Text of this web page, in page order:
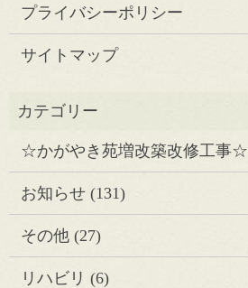
プライバシーポリシー
サイトマップ
☆かがやき苑増改築改修工事☆
お知らせ(131)
その他(27)
リハビリ (6)